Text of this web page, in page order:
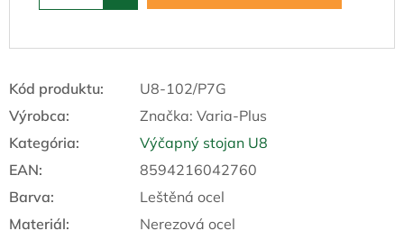
Kód produktu:
U8-102/P7G
Výrobca:
Značka: Varia-Plus
Kategória:
Výčapný stojan U8
EAN:
8594216042760
Barva:
Leštěná ocel
Materiál: Nerezová ocel